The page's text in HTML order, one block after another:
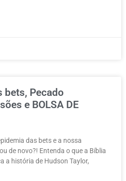
bets, Pecado
e BOLSA DE
das bets e a nossa
de novo?! Entenda o que a Bíblia
a história de Hudson Taylor,